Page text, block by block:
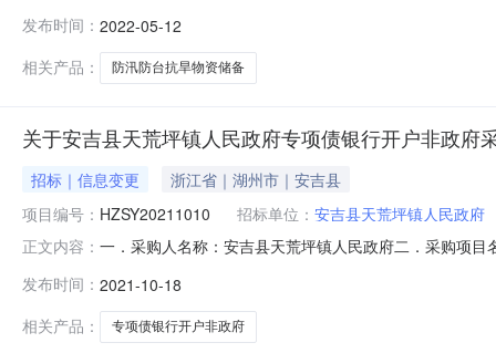
道总长60m，具体详见修改后的采购文件中采购内容及
准，由此带来的不便敬请
发布时间： 2022-05-12
相关产品：
防汛防台抗旱物资储备
关于安吉县天荒坪镇人民政府专项债银行开户非政府
招标｜信息变更
浙江省｜湖州市｜安吉县
项目编号： HZSY20211010 招标单位： 安吉县天荒坪镇人民政府
正文内容： 一．采购人名称：安吉县天荒坪镇人民政府二．采购项
部分，与招标文件具有同等法律效力，未涉及部分，仍
发布时间： 2021-10-18
相关产品：
专项债银行开户非政府